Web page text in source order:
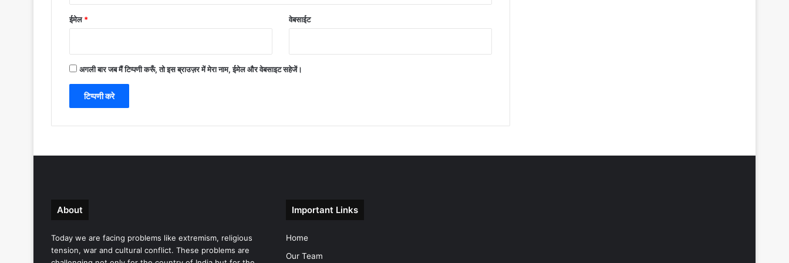
ईमेल* वेबसाईट
अगली बार जब मैं टिप्पणी करूँ, तो इस ब्राउज़र में मेरा नाम, ईमेल और वेबसाइट सहेजें।
About
Today we are facing problems like extremism, religious
tension, war and cultural conflict. These problems are
Important Links
Home
Our Team